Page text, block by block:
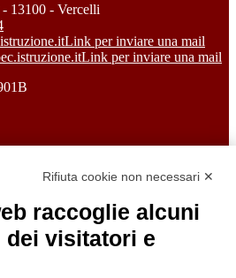
13100 - Vercelli
Link per inviare una mail
Link per inviare una mail
il Pubblico
Rifiuta cookie non necessari ✕
raccoglie alcuni
dei visitatori e